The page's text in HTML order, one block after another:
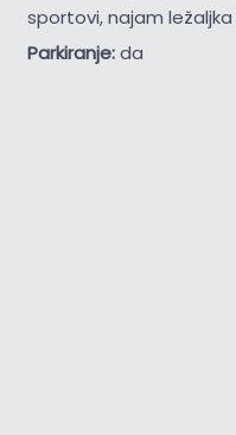
sportovi, najam
Parkiranje:da